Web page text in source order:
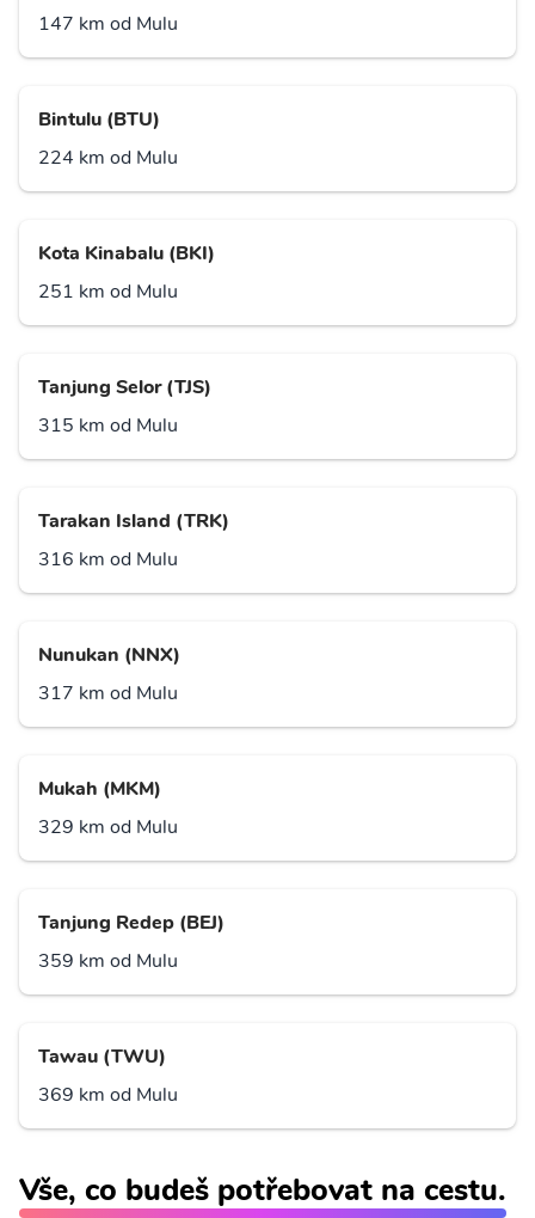
147 km od Mulu
Bintulu (BTU)
224 km od Mulu
Kota Kinabalu (BKI)
251 km od Mulu
Tanjung Selor (TJS)
315 km od Mulu
Tarakan Island (TRK)
316 km od Mulu
Nunukan (NNX)
317 km od Mulu
Mukah (MKM)
329 km od Mulu
Tanjung Redep (BEJ)
359 km od Mulu
Tawau (TWU)
369 km od Mulu
Vše, co budeš potřebovat na cestu.